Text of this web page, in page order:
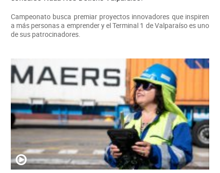
Campeonato busca premiar proyectos innovadores que inspiren
a más personas a emprender y el Terminal 1 de Valparaíso es uno
de sus patrocinadores.